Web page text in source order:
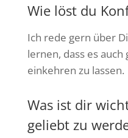
Wie löst du
Ich rede gern über
lernen, dass es auch
einkehren zu lassen.
Was ist dir
geliebt zu